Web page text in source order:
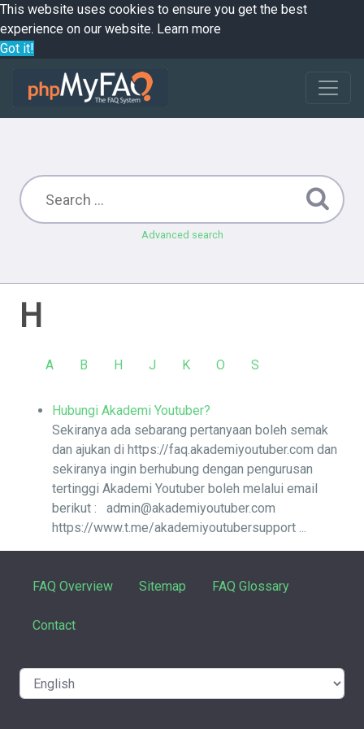
This website uses cookies to ensure you get the best
experience on our website. Learn more
Got it!
Advanced search
H
A B H J K O S
Hubungi Akademi Youtuber?
Sekiranya ada sebarang pertanyaan boleh semak
dan ajukan di https://faq.akademiyoutuber.com dan
sekiranya ingin berhubung dengan pengurusan
tertinggi Akademi Youtuber boleh melalui email
berikut : admin@akademiyoutuber.com
https://www.t.me/akademiyoutubersupport ...
FAQ Overview Sitemap FAQ Glossary
Contact